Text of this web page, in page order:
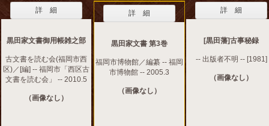
詳 細
黒田家文書御用帳雑之部
古文書を読む会(福岡市西
区)／[編] -- 福岡市「西区古
文書を読む会」 -- 2010.5
（画像なし）
詳 細
黒田家文書 第3巻
福岡市博物館／編纂 -- 福岡
市博物館 -- 2005.3
（画像なし）
詳 細
[黒田藩]古事秘録
-- 出版者不明 -- [1981]
（画像なし）